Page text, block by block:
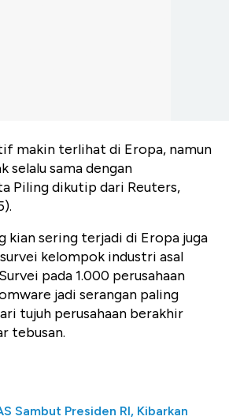
makin terlihat di Eropa, namun
selalu sama dengan
Piling dikutip dari Reuters,
kian sering terjadi di Eropa juga
kelompok industri asal
pada 1.000 perusahaan
jadi serangan paling
tujuh perusahaan berakhir
tebusan.
Sambut Presiden RI, Kibarkan